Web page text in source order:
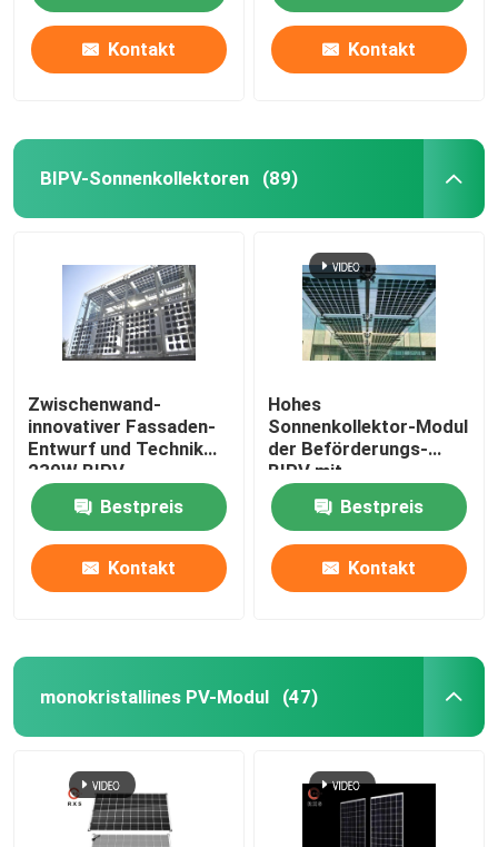
Kontakt Kontakt
BIPV-Sonnenkollektoren (89)
Zwischenwand-
innovativer Fassaden-
Entwurf und Technik
230W BIPV
Bestpreis
Kontakt
Hohes
Sonnenkollektor-Modul
der Beförderungs-
BIPV mit
kundengebundenem
Dimenensions und
Stärke
Bestpreis
Kontakt
monokristallines PV-Modul (47)